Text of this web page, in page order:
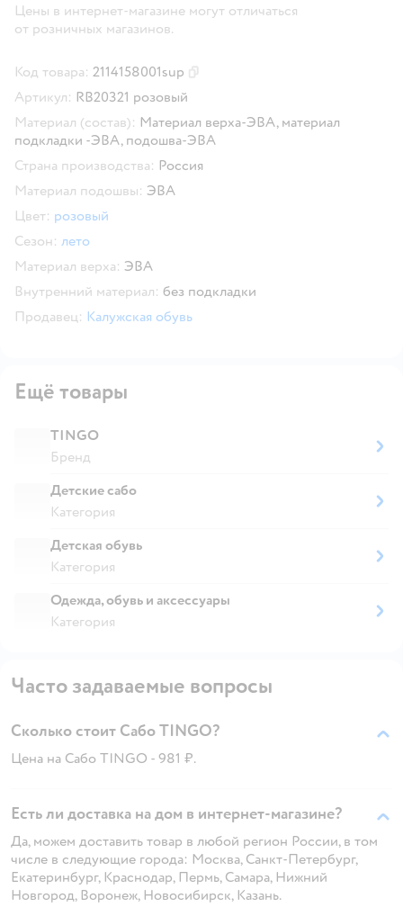
Цены в интернет-магазине могут отличаться
от розничных магазинов.
Код товара: 2114158001sup
Артикул: RB20321 розовый
Материал (состав): Материал верха-ЭВА, материал
подкладки -ЭВА, подошва-ЭВА
Страна производства: Россия
Материал подошвы: ЭВА
Цвет: розовый
Сезон: лето
Материал верха: ЭВА
Внутренний материал: без подкладки
Продавец: Калужская обувь
Ещё товары
TINGO
Бренд
Детские сабо
Категория
Детская обувь
Категория
Одежда, обувь и аксессуары
Категория
Часто задаваемые вопросы
Сколько стоит Сабо TINGO?
Цена на Сабо TINGO - 981 ₽.
Есть ли доставка на дом в интернет-магазине?
Да, можем доставить товар в любой регион России, в том
числе в следующие города: Москва, Санкт-Петербург,
Екатеринбург, Краснодар, Пермь, Самара, Нижний
Новгород, Воронеж, Новосибирск, Казань.